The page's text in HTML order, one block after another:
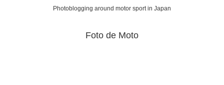
Photoblogging around motor sport in Japan
Foto de Moto